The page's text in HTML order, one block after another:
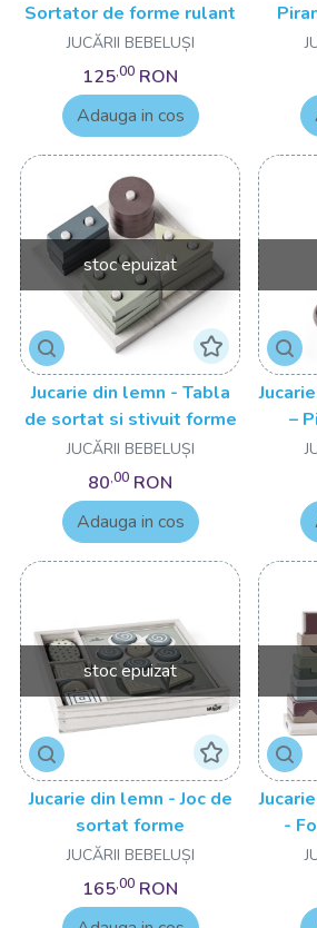
Sortator de forme rulant
JUCĂRII BEBELUȘI
125,00 RON
Adauga in cos
stoc epuizat
Jucarie din lemn - Tabla
de sortat si stivuit forme
JUCĂRII BEBELUȘI
80,00 RON
Adauga in cos
–
stoc epuizat
Jucarie din lemn - Joc de
sortat forme
JUCĂRII BEBELUȘI
165,00 RON
-